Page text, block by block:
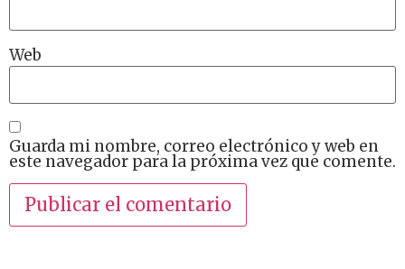
Web
Guarda mi nombre, correo electrónico y web en
este navegador para la próxima vez que comente.